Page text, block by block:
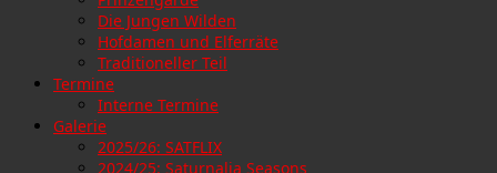
Die Jungen Wilden
Hofdamen und Elferräte
Traditioneller Teil
Termine
Interne Termine
Galerie
2025/26: SATFLIX
2024/25: Saturnalia Seasons